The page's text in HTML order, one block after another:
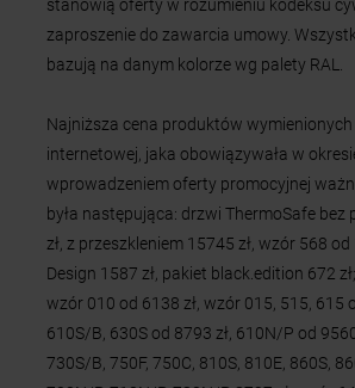
internetowej, jaka obowiązywała w
wprowadzeniem oferty promocyjnej
była następująca: drzwi ThermoSafe bez
Design 1587 zł, pakiet black.edition 672
wzór 010 od 6138 zł, wzór 015, 515, 615
610S/B, 630S od 8793 zł, 610N/P od
730S/B, 750F, 750C, 810S, 810E, 860S,
700N/P, 710N/P, 730N/P 8797 zł, wzór
zł, klasa RC2 dla drzwi pełnych 117 zł,
zł, dla elementu bocznego 766 zł; pakiet
dla wzorów 010, 015, 515, 610, 615, 630,
wzorów 700, 710, 730, 750, 810, 860 i